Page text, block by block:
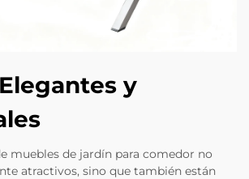
y
muebles de jardín para comedor no
atractivos, sino que también están